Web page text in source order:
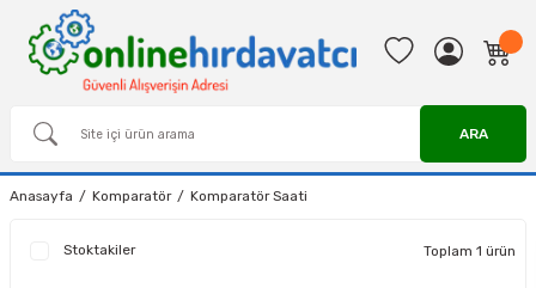
ARA
Anasayfa Komparatör Komparatör Saati
Stoktakiler Toplam 1 ürün